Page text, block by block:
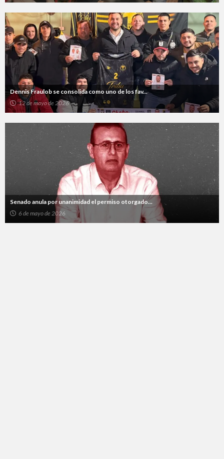
Dennis Fraulob se consolida como uno de los fav...
12 de mayo de 2026
Senado anula por unanimidad el permiso otorgado...
6 de mayo de 2026